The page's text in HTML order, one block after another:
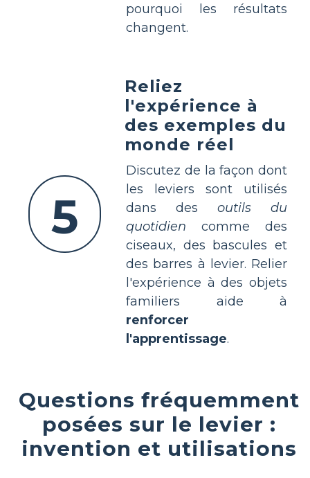
pourquoi les résultats
changent.
5
Reliez
l'expérience à
des exemples du
monde réel
Discutez de la façon dont
les leviers sont utilisés
dans des outils du
quotidien comme des
ciseaux, des bascules et
des barres à levier. Relier
l'expérience à des objets
familiers aide à
renforcer
l'apprentissage.
Questions fréquemment
posées sur le levier :
invention et utilisations